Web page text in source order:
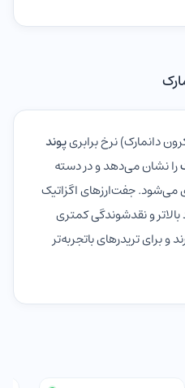
دانمارک) نرخ برابریپوند
را نشان می‌دهد و در دسته
می‌شود. جفت‌ارزهای اگزاتیک
و نقدشوندگی کمتری
برای تریدرهای باتجربه‌تر